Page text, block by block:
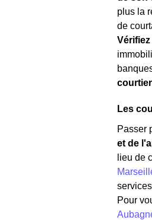
plus la
de
Les
Passer
et de
lieu de
Pour